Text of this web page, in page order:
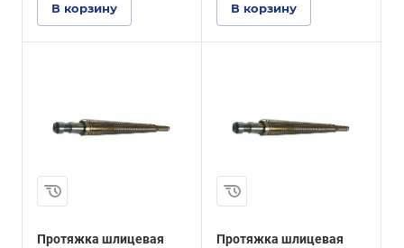
В корзину В корзину
Протяжка шлицевая
Протяжка шлицевая